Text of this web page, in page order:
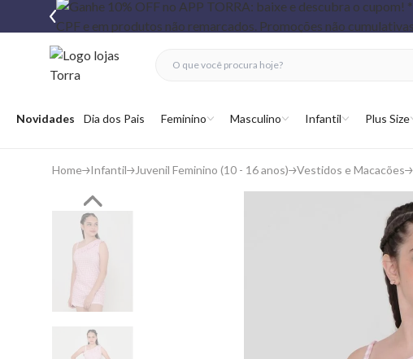
Abrir menu
Novidades Dia dos Pais Feminino Masculino Infantil Plus Size
fechar menu
fechar menu
favoritos
Home Infantil Juvenil Feminino (10 - 16 anos) Vestidos e Macacões